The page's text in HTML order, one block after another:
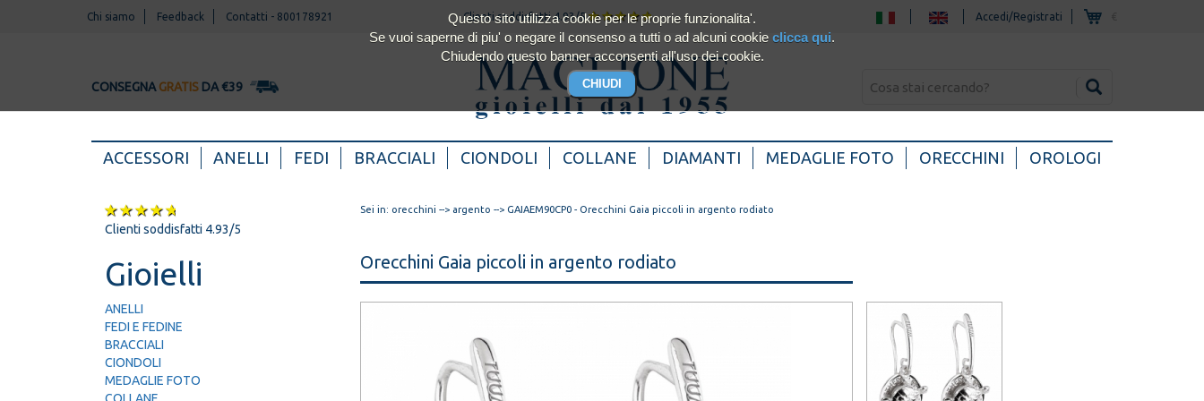
Chi siamo Feedback Contatti - 800178921 Clienti soddisfatti 4.93/5 Accedi/Registrati
CONSEGNA GRATIS DA €39
ACCESSORI (CURRENT)
ANELLI FEDI BRACCIALI CIONDOLI COLLANE DIAMANTI MEDAGLIE FOTO ORECCHINI OROLOGI
Clienti soddisfatti 4.93/5
Gioielli
ANELLI
FEDI E FEDINE
BRACCIALI
CIONDOLI
MEDAGLIE FOTO
COLLANE
Sei in: orecchini --> argento --> GAIAEM90CP0 - Orecchini Gaia piccoli in argento rodiato
Orecchini Gaia piccoli in argento rodiato
Questo sito utilizza cookie per le proprie funzionalita'.
Se vuoi saperne di piu' o negare il consenso a tutti o ad alcuni cookie clicca qui.
Chiudendo questo banner acconsenti all'uso dei cookie.